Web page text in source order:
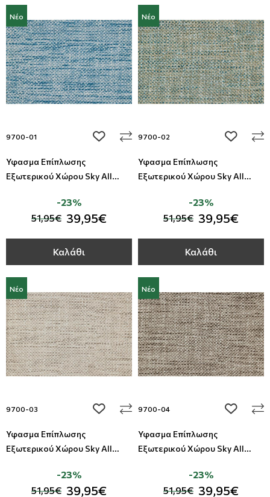
Νέο
9700-01 add to wishlist
Ύφασμα Επίπλωσης
Εξωτερικού Χώρου Sky All
51,95€ 39,95€
-23%
Καλάθι
Νέο
9700-02 add to
Ύφασμα Επίπλωσης
Εξωτερικού Χώρου Sky All
51,95€ 39,95€
-23%
Καλάθι
Νέο
9700-03 add to wishlist
Ύφασμα Επίπλωσης
Εξωτερικού Χώρου Sky All
51,95€ 39,95€
-23%
Νέο
9700-04 add to
Ύφασμα Επίπλωσης
Εξωτερικού Χώρου Sky All
51,95€ 39,95€
-23%
Μοντέρνες
Μονόχρωμες
Βαφόμενες Ταπετσαρίες
Απομίμηση Δέρματος
Απομίμηση Μέταλλο
Απομίμηση Πλακάκια
Απομίμηση Animal Print
Απομίμηση Τεχνοτροπία
Φλοράλ Ρολοκουρτίνες
Ψηφιακή Εκτύπωση σε Ρολοκουρτίνα